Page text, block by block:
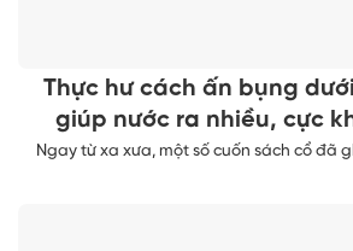
Thực hư cách ấn bụng
giúp nước ra nhiều, cực
Ngay từ xa xưa, một số cuốn sách cổ đã